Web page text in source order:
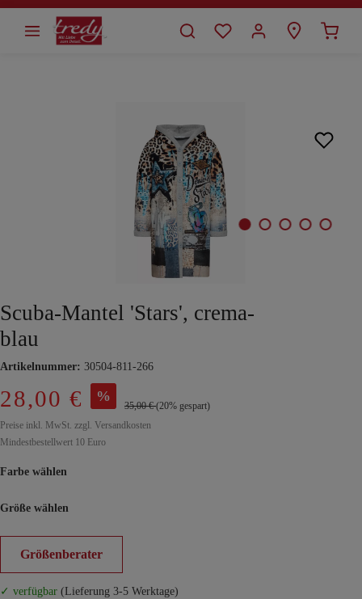
springen
Scuba-Mantel 'Stars', crema-
blau
Artikelnummer: 30504-811-266
28,00 € %
35,00 €(20% gespart)
Preise inkl. MwSt. zzgl. Versandkosten
Mindestbestellwert 10 Euro
Farbe wählen
Größe wählen
Größenberater
✓ verfügbar (Lieferung 3-5 Werktage)